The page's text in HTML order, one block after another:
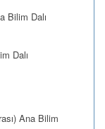
Bilim Dalı
Dalı
Ana Bilim